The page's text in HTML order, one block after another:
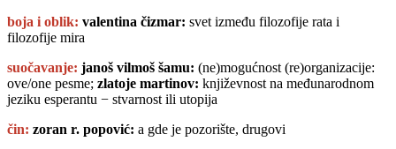
boja i oblik: valentina čizmar: svet između filozofije rata i
filozofije mira
suočavanje: janoš vilmoš šamu: (ne)mogućnost (re)organizacije:
ove/one pesme; zlatoje martinov: književnost na međunarodnom
jeziku esperantu − stvarnost ili utopija
čin: zoran r. popović: a gde je pozorište, drugovi